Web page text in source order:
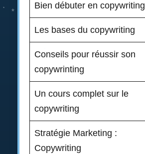
Bien débuter en copywriting
Les bases du copywriting
Conseils pour réussir son
copywrinting
Un cours complet sur le
copywriting
Stratégie Marketing :
Copywriting